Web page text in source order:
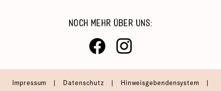
NOCH MEHR ÜBER UNS:
Impressum Datenschutz Hinweisgebendensystem